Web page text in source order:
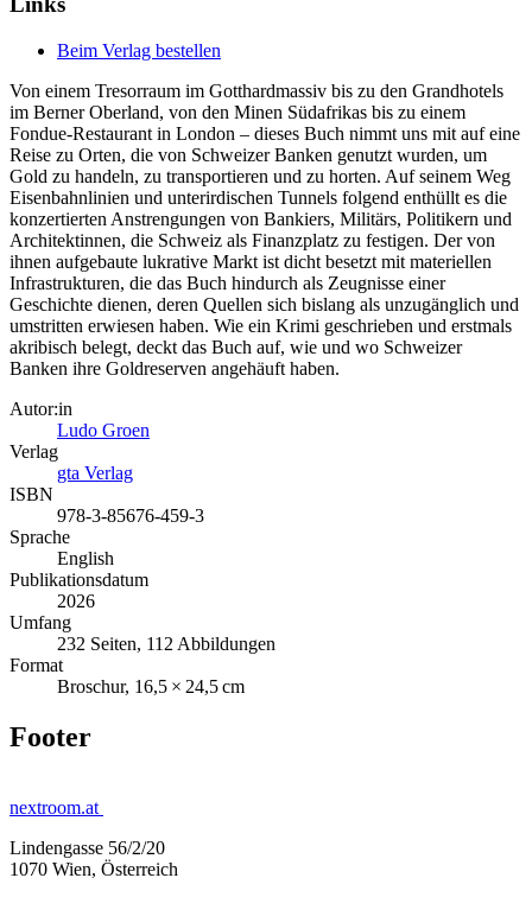
Beim Verlag bestellen
Von einem Tresorraum im Gotthardmassiv bis zu den Grandhotels
im Berner Oberland, von den Minen Südafrikas bis zu einem
Fondue-Restaurant in London – dieses Buch nimmt uns mit auf eine
Reise zu Orten, die von Schweizer Banken genutzt wurden, um
Gold zu handeln, zu transportieren und zu horten. Auf seinem Weg
Eisenbahnlinien und unterirdischen Tunnels folgend enthüllt es die
konzertierten Anstrengungen von Bankiers, Militärs, Politikern und
Architektinnen, die Schweiz als Finanzplatz zu festigen. Der von
ihnen aufgebaute lukrative Markt ist dicht besetzt mit materiellen
Infrastrukturen, die das Buch hindurch als Zeugnisse einer
Geschichte dienen, deren Quellen sich bislang als unzugänglich und
umstritten erwiesen haben. Wie ein Krimi geschrieben und erstmals
akribisch belegt, deckt das Buch auf, wie und wo Schweizer
Banken ihre Goldreserven angehäuft haben.
Autor:in
Ludo Groen
Verlag
gta Verlag
ISBN
978-3-85676-459-3
Sprache
English
Publikationsdatum
2026
Umfang
232 Seiten, 112 Abbildungen
Format
Broschur, 16,5 × 24,5 cm
Footer
nextroom.at
Lindengasse 56/2/20
1070 Wien, Österreich